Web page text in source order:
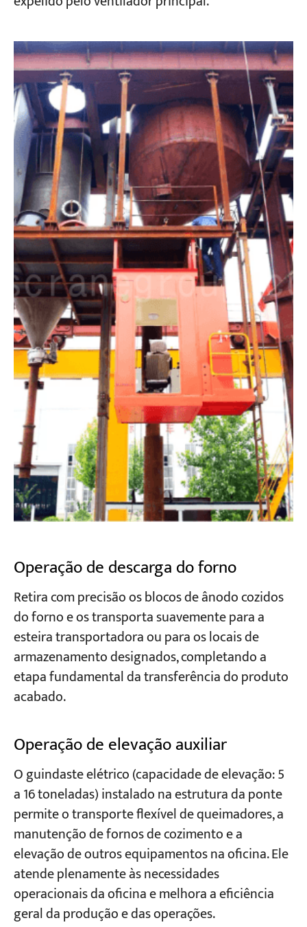
Operação de descarga do forno
Retira com precisão os blocos de ânodo cozidos
do forno e os transporta suavemente para a
esteira transportadora ou para os locais de
armazenamento designados, completando a
etapa fundamental da transferência do produto
acabado.
Operação de elevação auxiliar
O guindaste elétrico (capacidade de elevação: 5
a 16 toneladas) instalado na estrutura da ponte
permite o transporte flexível de queimadores, a
manutenção de fornos de cozimento e a
elevação de outros equipamentos na oficina. Ele
atende plenamente às necessidades
operacionais da oficina e melhora a eficiência
geral da produção e das operações.